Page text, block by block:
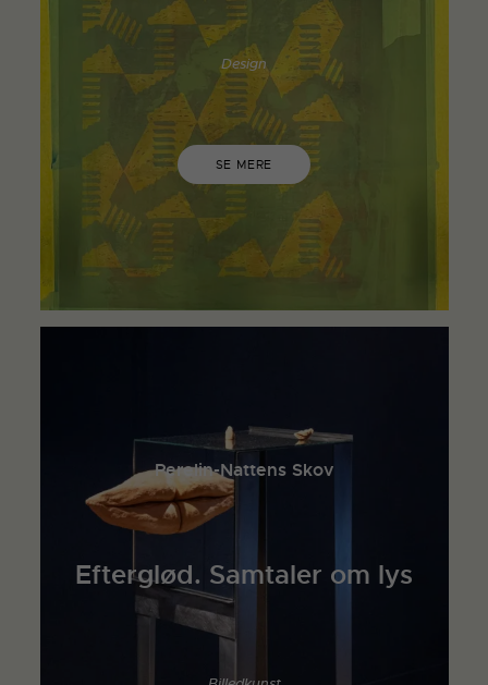
Design
SE MERE
Perelin-Nattens Skov
Efterglød. Samtaler om lys